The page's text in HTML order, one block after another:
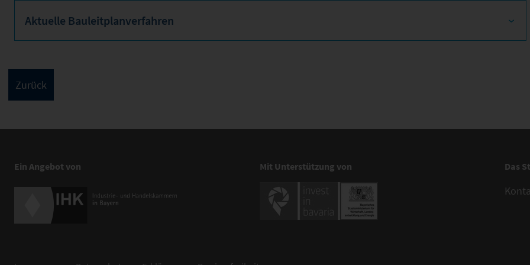
Aktuelle Bauleitplanverfahren
Ein Angebot von Mit Unterstützung von Das